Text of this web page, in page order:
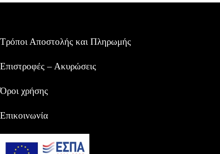
Τρόποι Αποστολής και Πληρωμής
Επιστροφές – Ακυρώσεις
Όροι χρήσης
Επικοινωνία